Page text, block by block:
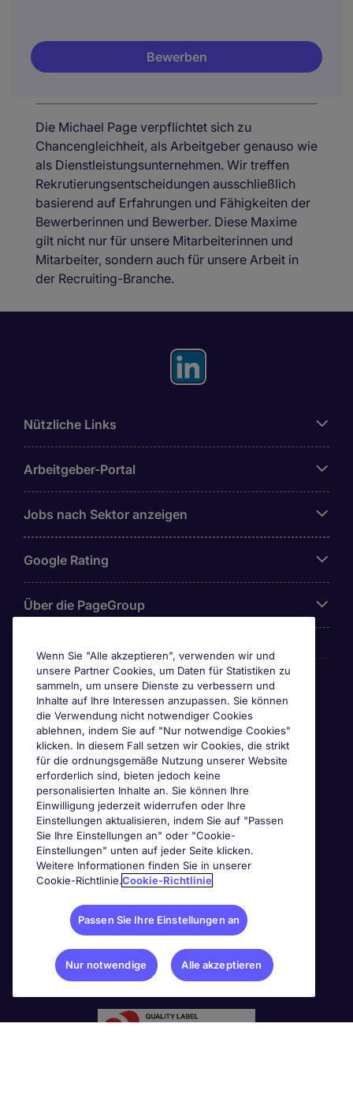
Bewerben
Die Michael Page verpflichtet sich zu
Chancengleichheit, als Arbeitgeber genauso wie
als Dienstleistungsunternehmen. Wir treffen
Rekrutierungsentscheidungen ausschließlich
basierend auf Erfahrungen und Fähigkeiten der
Bewerberinnen und Bewerber. Diese Maxime
gilt nicht nur für unsere Mitarbeiterinnen und
Mitarbeiter, sondern auch für unsere Arbeit in
der Recruiting-Branche.
Nützliche Links
Arbeitgeber-Portal
Jobs nach Sektor anzeigen
Google Rating
Über die PageGroup
Awards
Wenn Sie "Alle akzeptieren", verwenden wir und
unsere Partner Cookies, um Daten für Statistiken zu
sammeln, um unsere Dienste zu verbessern und
Inhalte auf Ihre Interessen anzupassen. Sie können
die Verwendung nicht notwendiger Cookies
ablehnen, indem Sie auf "Nur notwendige Cookies"
klicken. In diesem Fall setzen wir Cookies, die strikt
für die ordnungsgemäße Nutzung unserer Website
erforderlich sind, bieten jedoch keine
personalisierten Inhalte an. Sie können Ihre
Einwilligung jederzeit widerrufen oder Ihre
Einstellungen aktualisieren, indem Sie auf "Passen
Sie Ihre Einstellungen an" oder "Cookie-
Einstellungen" unten auf jeder Seite klicken.
Weitere Informationen finden Sie in unserer
Cookie-Richtlinie.Cookie-Richtlinie
Passen Sie Ihre Einstellungen an
Nur notwendige Alle akzeptieren